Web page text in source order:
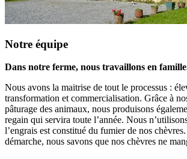
Notre équipe
Dans notre ferme, nous travaillons en
Nous avons la maitrise de tout le processus :
transformation et commercialisation. Grâce à
pâturage des animaux, nous produisons
regain qui servira toute l’année. Nous
l’engrais est constitué du fumier de nos
démarche, nous savons que nos chèvres ne